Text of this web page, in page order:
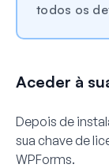
todos os
Aceder à
Depois de
sua chave de
WPForms.